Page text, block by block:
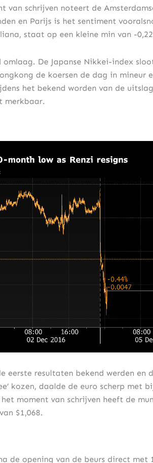
van schrijven noteert de
en Parijs is het sentiment
staat op een kleine min van -
De Japanse Nikkei-index
de koersen de dag in mineur
het bekend worden van de
merkbaar.
eerste resultaten bekend werden en
kozen, daalde de euro scherp met
moment van schrijven heeft de
$1,068.
de opening van de beurs direct met